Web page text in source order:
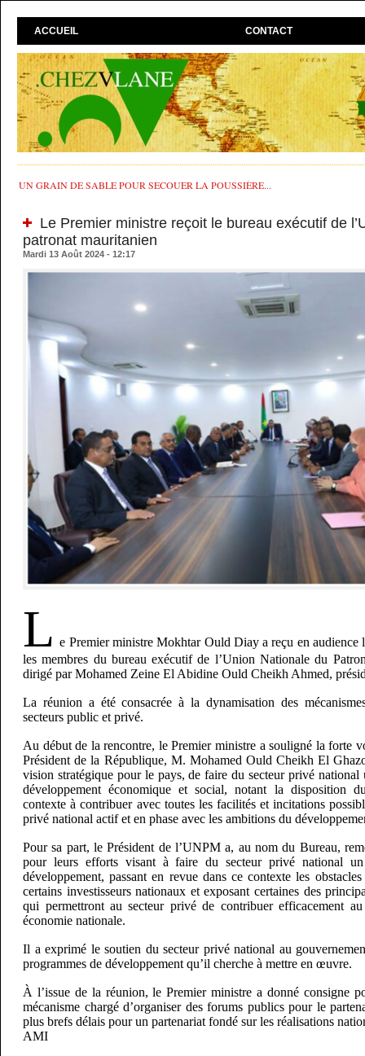
ACCUEIL CONTACT
UN GRAIN DE SABLE POUR SECOUER LA POUSSIÈRE...
Le Premier ministre reçoit le bureau exécutif de
patronat mauritanien
Mardi 13 Août 2024 - 12:17
L e Premier ministre Mokhtar Ould Diay a reçu en audience
les membres du bureau exécutif de l’Union Nationale du
dirigé par Mohamed Zeine El Abidine Ould Cheikh Ahmed,
La réunion a été consacrée à la dynamisation des
secteurs public et privé.
Au début de la rencontre, le Premier ministre a souligné la forte
Président de la République, M. Mohamed Ould Cheikh El
vision stratégique pour le pays, de faire du secteur privé national
développement économique et social, notant la disposition
contexte à contribuer avec toutes les facilités et incitations
privé national actif et en phase avec les ambitions du
Pour sa part, le Président de l’UNPM a, au nom du Bureau,
pour leurs efforts visant à faire du secteur privé national
développement, passant en revue dans ce contexte les
certains investisseurs nationaux et exposant certaines des
qui permettront au secteur privé de contribuer efficacement
économie nationale.
Il a exprimé le soutien du secteur privé national au
programmes de développement qu’il cherche à mettre en œuvre.
À l’issue de la réunion, le Premier ministre a donné consigne
mécanisme chargé d’organiser des forums publics pour le
plus brefs délais pour un partenariat fondé sur les réalisations
AMI